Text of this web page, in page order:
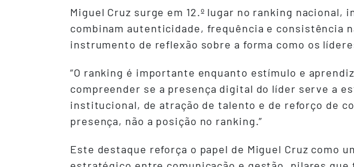
Miguel Cruz surge em 12.º lugar no ranking
combinam autenticidade, frequência e consistência
instrumento de reflexão sobre a forma como os
“O ranking é importante enquanto estímulo e
compreender se a presença digital do líder serve a
institucional, de atração de talento e de reforço de
presença, não a posição no ranking.”
Este destaque reforça o papel de Miguel Cruz como